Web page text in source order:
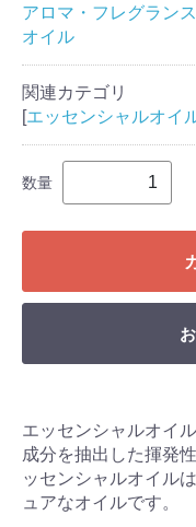
アロマ・フレグランス
オイル
関連カテゴリ
[エッセンシャルオイ
数量
エッセンシャルオイ
成分を抽出した揮発
ッセンシャルオイル
ュアなオイルです。